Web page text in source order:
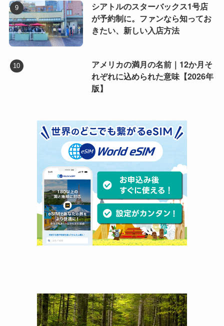
シアトルのスターバックス1号店
が予約制に。ファンなら知ってお
きたい、新しい入店方法
アメリカの満月の名前｜12か月そ
れぞれに込められた意味【2026年
版】